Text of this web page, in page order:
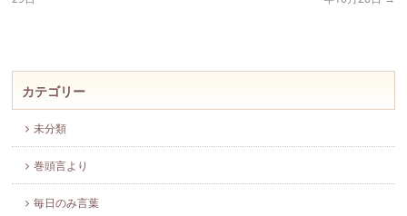
カテゴリー
未分類
巻頭言より
毎日のみ言葉